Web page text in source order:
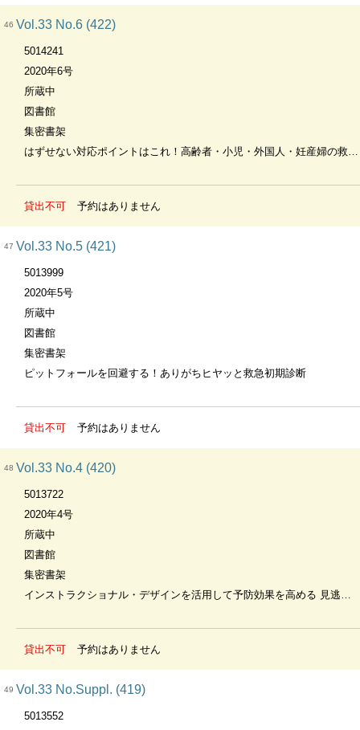
46 Vol.33 No.6 (422)
5014241
2020年6号
所蔵中
図書館
集密書架
はずせない対応ポイントはこれ！高齢者・小児・外国人・妊産婦の救急受信
貸出不可 予約はありません
47 Vol.33 No.5 (421)
5013999
2020年5号
所蔵中
図書館
集密書架
ピットフォールを回避する！ありがちヒヤッと救急初期診断
貸出不可 予約はありません
48 Vol.33 No.4 (420)
5013722
2020年4号
所蔵中
図書館
集密書架
インストラクショナル・デザインを活用して予防効果を高める 見逃しを回避する救急現場でのエラー集
貸出不可 予約はありません
49 Vol.33 No.Suppl. (419)
5013552